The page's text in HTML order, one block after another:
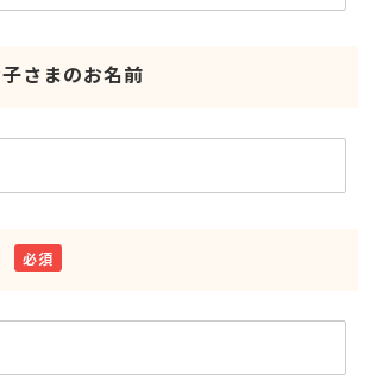
さまのお名前
必須